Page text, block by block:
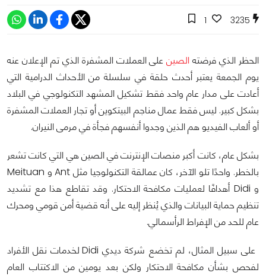
3235
1
الحظر الذي فرضته الصين على العملات المشفرة الذي تم الإعلان عنه
يوم الجمعة يعتبر أحدث حلقة في سلسلة من الأحداث الدرامية التي
أعادت على مدار عام واحد فقط تشكيل المشهد التكنولوجي في البلاد
بشكل كبير. ليس فقط عمال مناجم البيتكوين أو تجار العملات المشفرة
أو ألعاب الفيديو هم الذين وجدوا أنفسهم فجأة في مرمى النيران.
بشكل عام، كانت أكبر منصات الإنترنت في الصين هي التي كانت تشعر
بالخطر. واحدًا تلو الآخر، كان عمالقة التكنولوجيا مثل Ant و Meituan
و Didi أهدافًا لعمليات مكافحة الاحتكار. وقد تقاطع هذا مع تشديد
تنظيم حماية البيانات والذي يُنظر إليه على أنه قضية أمن قومي ومحرك
عام للحد من الإفراط الرأسمالي.
على سبيل المثال، لم تخضع شركة ديدي Didi لخدمات نقل الأفراد
لفحص بشأن مكافحة الاحتكار ولكن بعد يومين من الاكتتاب العام